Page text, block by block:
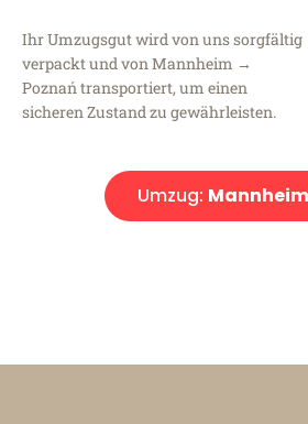
Ihr Umzugsgut wird von uns sorgfältig
verpackt und von Mannheim →
Poznań transportiert, um einen
sicheren Zustand zu gewährleisten.
Umzug: